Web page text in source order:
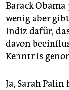
Barack Obama
wenig aber
Indiz dafür,
davon
Kenntnis
Ja, Sarah Palin